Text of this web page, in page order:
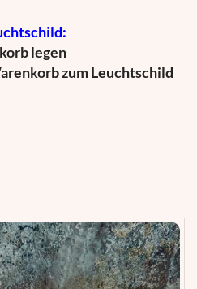
legen
zum Leuchtschild